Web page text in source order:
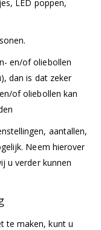
LED poppen,
en/of oliebollen
dan is dat zeker
of oliebollen kan
aantallen,
Neem hierover
u verder kunnen
te maken, kunt u